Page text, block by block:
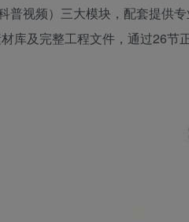
普视频）三大模块，配套提供
库及完整工程文件，通过26